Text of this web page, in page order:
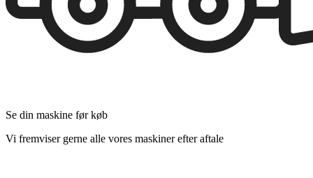
Se din maskine før køb
Vi fremviser gerne alle vores maskiner efter aftale